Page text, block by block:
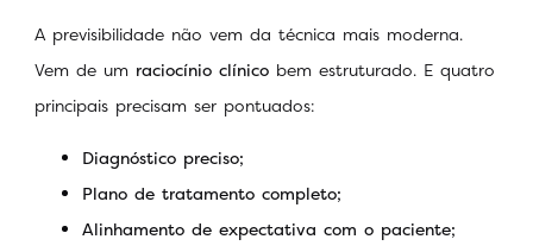
A previsibilidade não vem da técnica mais moderna.
Vem de um raciocínio clínico bem estruturado. E quatro
principais precisam ser pontuados:
Diagnóstico preciso;
Plano de tratamento completo;
Alinhamento de expectativa com o paciente;